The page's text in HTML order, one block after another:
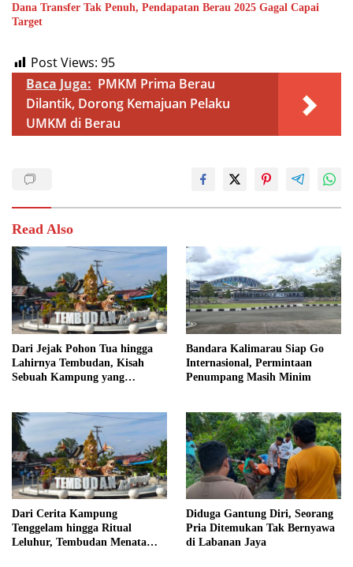
Dana Transfer Tak Penuh, Pendapatan Berau 2025 Gagal Capai
Target
Post Views: 95
Baca Juga: PMKM Prima Berau
Dilantik, Dorong Kemajuan Pelaku
UMKM di Berau
Read Also
Dari Jejak Pohon Tua hingga
Lahirnya Tembudan, Kisah
Sebuah Kampung yang
Bandara Kalimarau Siap Go
Internasional, Permintaan
Penumpang Masih Minim
Dari Cerita Kampung
Tenggelam hingga Ritual
Leluhur, Tembudan Menata
Diduga Gantung Diri, Seorang
Pria Ditemukan Tak Bernyawa
di Labanan Jaya